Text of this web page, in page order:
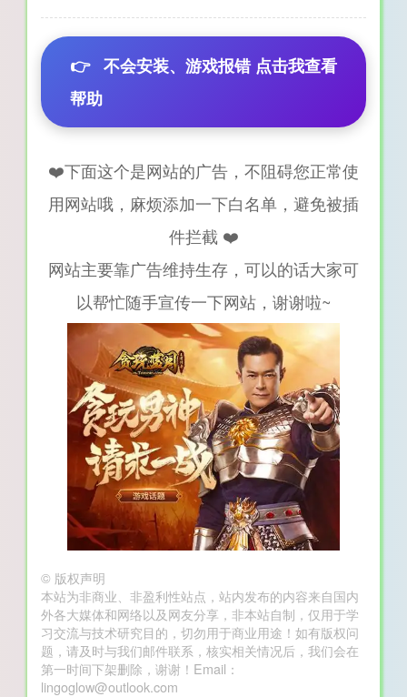
👉 不会安装、游戏报错 点击我查看
帮助
❤️下面这个是网站的广告，不阻碍您正常使
用网站哦，麻烦添加一下白名单，避免被插
件拦截 ❤️
网站主要靠广告维持生存，可以的话大家可
以帮忙随手宣传一下网站，谢谢啦~
© 版权声明
本站为非商业、非盈利性站点，站内发布的内容来自国内
外各大媒体和网络以及网友分享，非本站自制，仅用于学
习交流与技术研究目的，切勿用于商业用途！如有版权问
题，请及时与我们邮件联系，核实相关情况后，我们会在
第一时间下架删除，谢谢！Email：
lingoglow@outlook.com